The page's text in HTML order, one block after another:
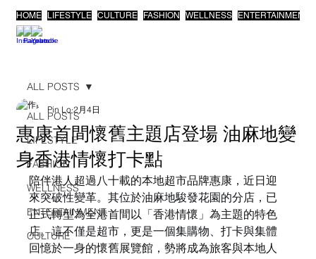
HOME LIFESTYLE CULTURE FASHION WELLNESS ENTERTAINMENT
ALL POSTS
LIFESTYLE
FASHION
WELLNESS
ENTERTAINMENT
CULTURE
ALL POSTS
惠康首間懷舊主題店登場 油麻地變
身香港情懷打卡點
Pin Lo 2月4日
陪伴港人超過八十載的本地超市品牌惠康，近日迎
來突破性變革。其位於油麻地駿發花園的分店，已
正式轉型為全港首間以「香港情懷」為主題的特色
店。這不僅是超市，更是一個集購物、打卡與集體
回憶於一身的懷舊展覽館，勢將成為旅客與本地人